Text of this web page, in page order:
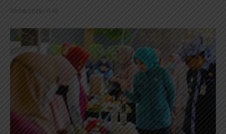
08/08/2026 - 11:45